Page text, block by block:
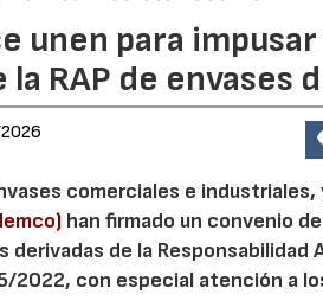
unen para
RAP de envases
comerciales e industriales,
han firmado un convenio
de la Responsabilidad
2022, con especial atención a